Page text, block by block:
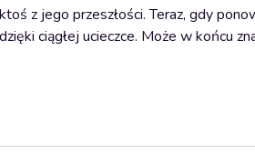
z jego przeszłości. Teraz, gdy
ciągłej ucieczce. Może w końcu